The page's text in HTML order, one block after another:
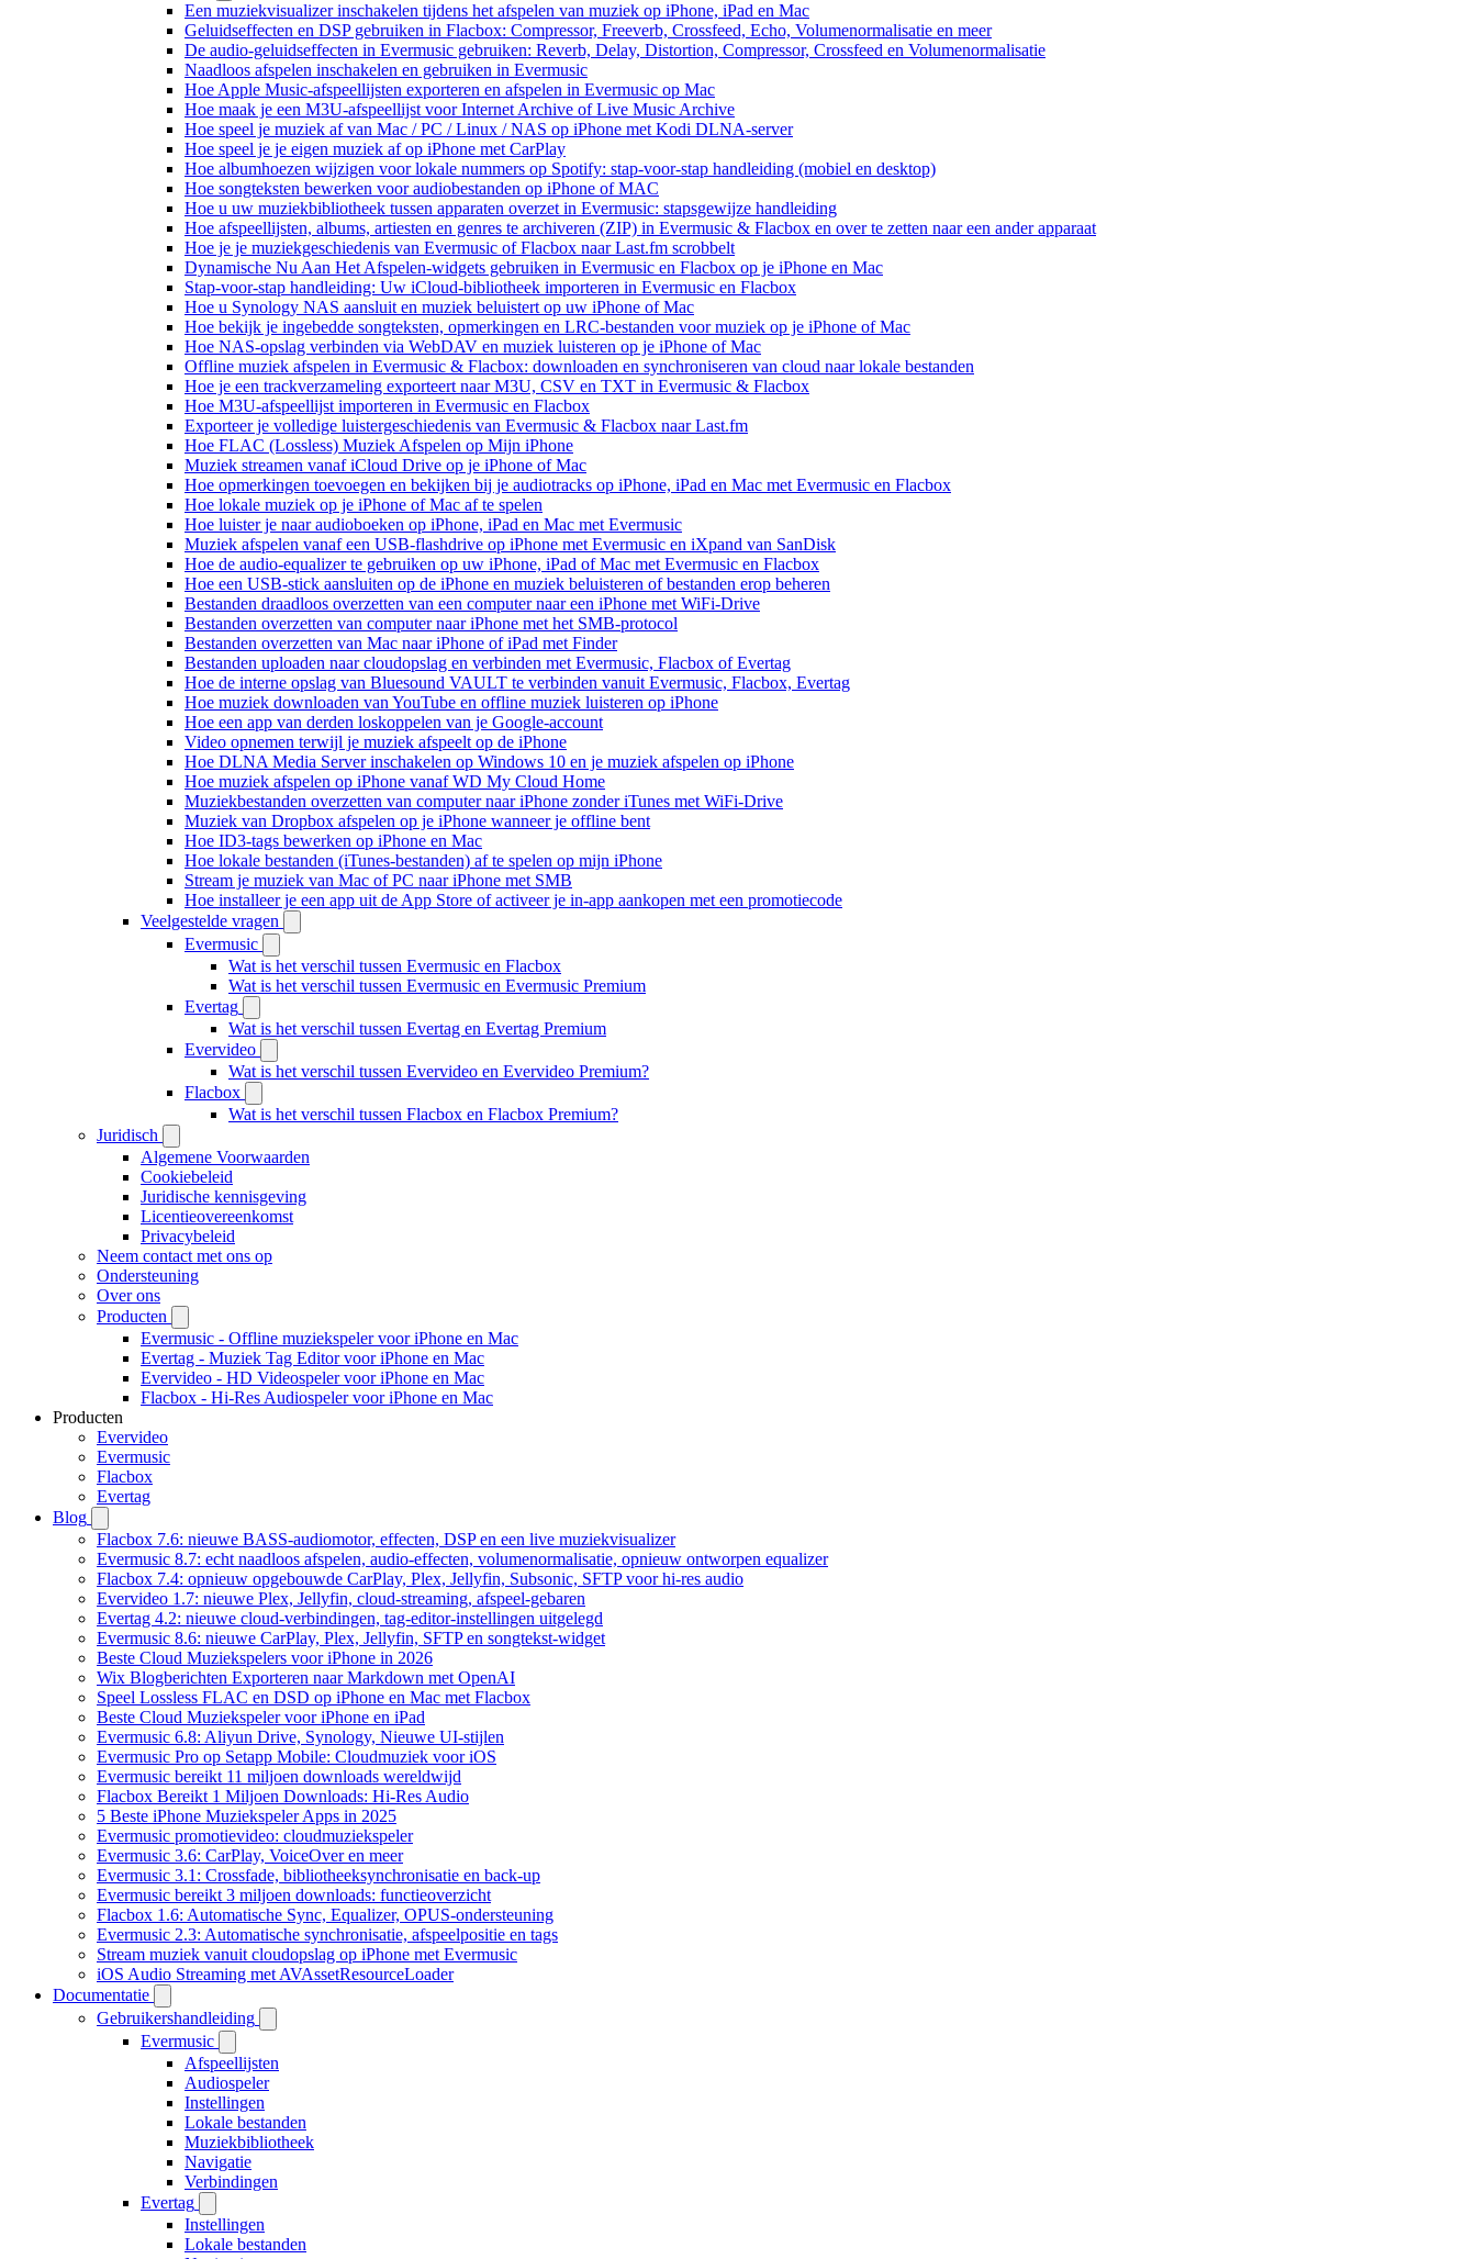
Een muziekvisualizer inschakelen tijdens het afspelen van muziek op iPhone, iPad en Mac
Geluidseffecten en DSP gebruiken in Flacbox: Compressor, Freeverb, Crossfeed, Echo, Volumenormalisatie en meer
De audio-geluidseffecten in Evermusic gebruiken: Reverb, Delay, Distortion, Compressor, Crossfeed en Volumenormalisatie
Naadloos afspelen inschakelen en gebruiken in Evermusic
Hoe Apple Music-afspeellijsten exporteren en afspelen in Evermusic op Mac
Hoe maak je een M3U-afspeellijst voor Internet Archive of Live Music Archive
Hoe speel je muziek af van Mac / PC / Linux / NAS op iPhone met Kodi DLNA-server
Hoe speel je je eigen muziek af op iPhone met CarPlay
Hoe albumhoezen wijzigen voor lokale nummers op Spotify: stap-voor-stap handleiding (mobiel en desktop)
Hoe songteksten bewerken voor audiobestanden op iPhone of MAC
Hoe u uw muziekbibliotheek tussen apparaten overzet in Evermusic: stapsgewijze handleiding
Hoe afspeellijsten, albums, artiesten en genres te archiveren (ZIP) in Evermusic & Flacbox en over te zetten naar een ander apparaat
Hoe je je muziekgeschiedenis van Evermusic of Flacbox naar Last.fm scrobbelt
Dynamische Nu Aan Het Afspelen-widgets gebruiken in Evermusic en Flacbox op je iPhone en Mac
Stap-voor-stap handleiding: Uw iCloud-bibliotheek importeren in Evermusic en Flacbox
Hoe u Synology NAS aansluit en muziek beluistert op uw iPhone of Mac
Hoe bekijk je ingebedde songteksten, opmerkingen en LRC-bestanden voor muziek op je iPhone of Mac
Hoe NAS-opslag verbinden via WebDAV en muziek luisteren op je iPhone of Mac
Offline muziek afspelen in Evermusic & Flacbox: downloaden en synchroniseren van cloud naar lokale bestanden
Hoe je een trackverzameling exporteert naar M3U, CSV en TXT in Evermusic & Flacbox
Hoe M3U-afspeellijst importeren in Evermusic en Flacbox
Exporteer je volledige luistergeschiedenis van Evermusic & Flacbox naar Last.fm
Hoe FLAC (Lossless) Muziek Afspelen op Mijn iPhone
Muziek streamen vanaf iCloud Drive op je iPhone of Mac
Hoe opmerkingen toevoegen en bekijken bij je audiotracks op iPhone, iPad en Mac met Evermusic en Flacbox
Hoe lokale muziek op je iPhone of Mac af te spelen
Hoe luister je naar audioboeken op iPhone, iPad en Mac met Evermusic
Muziek afspelen vanaf een USB-flashdrive op iPhone met Evermusic en iXpand van SanDisk
Hoe de audio-equalizer te gebruiken op uw iPhone, iPad of Mac met Evermusic en Flacbox
Hoe een USB-stick aansluiten op de iPhone en muziek beluisteren of bestanden erop beheren
Bestanden draadloos overzetten van een computer naar een iPhone met WiFi-Drive
Bestanden overzetten van computer naar iPhone met het SMB-protocol
Bestanden overzetten van Mac naar iPhone of iPad met Finder
Bestanden uploaden naar cloudopslag en verbinden met Evermusic, Flacbox of Evertag
Hoe de interne opslag van Bluesound VAULT te verbinden vanuit Evermusic, Flacbox, Evertag
Hoe muziek downloaden van YouTube en offline muziek luisteren op iPhone
Hoe een app van derden loskoppelen van je Google-account
Video opnemen terwijl je muziek afspeelt op de iPhone
Hoe DLNA Media Server inschakelen op Windows 10 en je muziek afspelen op iPhone
Hoe muziek afspelen op iPhone vanaf WD My Cloud Home
Muziekbestanden overzetten van computer naar iPhone zonder iTunes met WiFi-Drive
Muziek van Dropbox afspelen op je iPhone wanneer je offline bent
Hoe ID3-tags bewerken op iPhone en Mac
Hoe lokale bestanden (iTunes-bestanden) af te spelen op mijn iPhone
Stream je muziek van Mac of PC naar iPhone met SMB
Hoe installeer je een app uit de App Store of activeer je in-app aankopen met een promotiecode
Veelgestelde vragen
Evermusic
Wat is het verschil tussen Evermusic en Flacbox
Wat is het verschil tussen Evermusic en Evermusic Premium
Evertag
Wat is het verschil tussen Evertag en Evertag Premium
Evervideo
Wat is het verschil tussen Evervideo en Evervideo Premium?
Flacbox
Wat is het verschil tussen Flacbox en Flacbox Premium?
Juridisch
Algemene Voorwaarden
Cookiebeleid
Juridische kennisgeving
Licentieovereenkomst
Privacybeleid
Neem contact met ons op
Ondersteuning
Over ons
Producten
Evermusic - Offline muziekspeler voor iPhone en Mac
Evertag - Muziek Tag Editor voor iPhone en Mac
Evervideo - HD Videospeler voor iPhone en Mac
Flacbox - Hi-Res Audiospeler voor iPhone en Mac
Producten
Evervideo
Evermusic
Flacbox
Evertag
Blog
Flacbox 7.6: nieuwe BASS-audiomotor, effecten, DSP en een live muziekvisualizer
Evermusic 8.7: echt naadloos afspelen, audio-effecten, volumenormalisatie, opnieuw ontworpen equalizer
Flacbox 7.4: opnieuw opgebouwde CarPlay, Plex, Jellyfin, Subsonic, SFTP voor hi-res audio
Evervideo 1.7: nieuwe Plex, Jellyfin, cloud-streaming, afspeel-gebaren
Evertag 4.2: nieuwe cloud-verbindingen, tag-editor-instellingen uitgelegd
Evermusic 8.6: nieuwe CarPlay, Plex, Jellyfin, SFTP en songtekst-widget
Beste Cloud Muziekspelers voor iPhone in 2026
Wix Blogberichten Exporteren naar Markdown met OpenAI
Speel Lossless FLAC en DSD op iPhone en Mac met Flacbox
Beste Cloud Muziekspeler voor iPhone en iPad
Evermusic 6.8: Aliyun Drive, Synology, Nieuwe UI-stijlen
Evermusic Pro op Setapp Mobile: Cloudmuziek voor iOS
Evermusic bereikt 11 miljoen downloads wereldwijd
Flacbox Bereikt 1 Miljoen Downloads: Hi-Res Audio
5 Beste iPhone Muziekspeler Apps in 2025
Evermusic promotievideo: cloudmuziekspeler
Evermusic 3.6: CarPlay, VoiceOver en meer
Evermusic 3.1: Crossfade, bibliotheeksynchronisatie en back-up
Evermusic bereikt 3 miljoen downloads: functieoverzicht
Flacbox 1.6: Automatische Sync, Equalizer, OPUS-ondersteuning
Evermusic 2.3: Automatische synchronisatie, afspeelpositie en tags
Stream muziek vanuit cloudopslag op iPhone met Evermusic
iOS Audio Streaming met AVAssetResourceLoader
Documentatie
Gebruikershandleiding
Evermusic
Afspeellijsten
Audiospeler
Instellingen
Lokale bestanden
Muziekbibliotheek
Navigatie
Verbindingen
Evertag
Instellingen
Lokale bestanden